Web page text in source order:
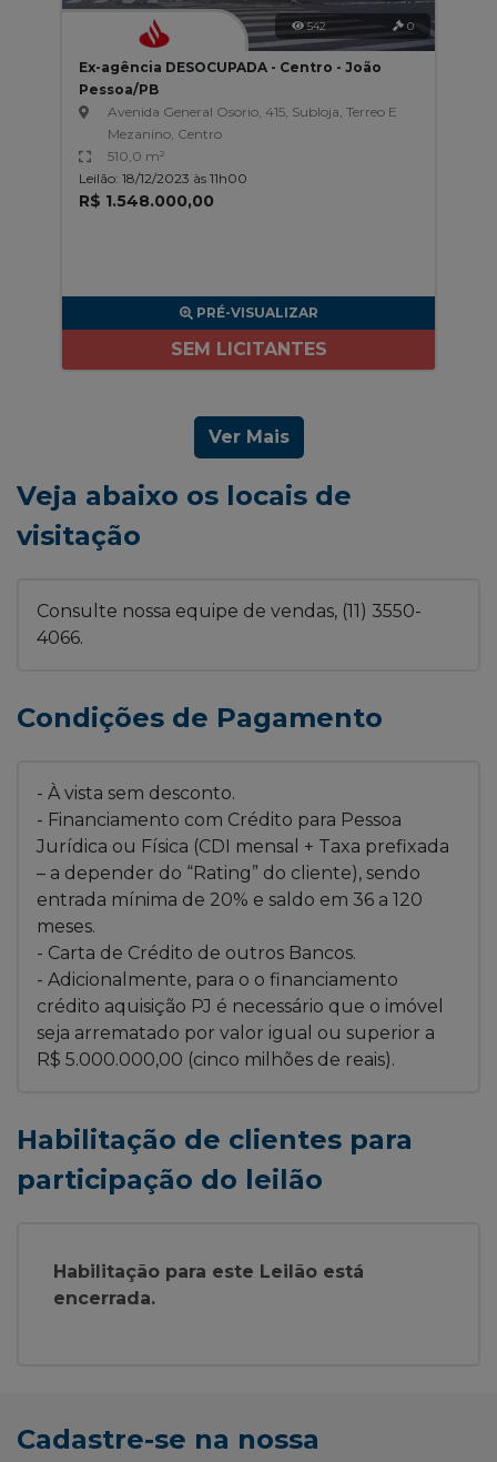
542 0
Ex-agência DESOCUPADA - Centro - João
Pessoa/PB
Avenida General Osorio, 415, Subloja, Terreo E
Mezanino, Centro
510,0 m²
Leilão: 18/12/2023 às 11h00
R$ 1.548.000,00
PRÉ-VISUALIZAR
SEM LICITANTES
Ver Mais
Veja abaixo os locais de
visitação
Consulte nossa equipe de vendas, (11) 3550-
4066.
Condições de Pagamento
- À vista sem desconto.
- Financiamento com Crédito para Pessoa
Jurídica ou Física (CDI mensal + Taxa prefixada
– a depender do “Rating” do cliente), sendo
entrada mínima de 20% e saldo em 36 a 120
meses.
- Carta de Crédito de outros Bancos.
- Adicionalmente, para o o financiamento
crédito aquisição PJ é necessário que o imóvel
seja arrematado por valor igual ou superior a
R$ 5.000.000,00 (cinco milhões de reais).
Habilitação de clientes para
participação do leilão
Habilitação para este Leilão está
encerrada.
Cadastre-se na nossa